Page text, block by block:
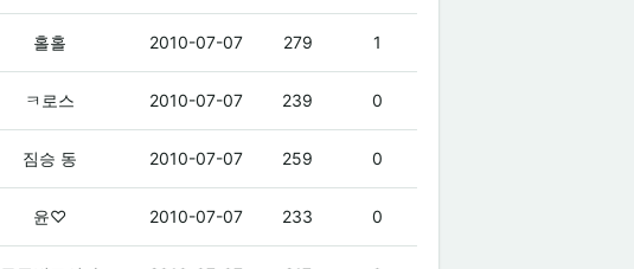
홀홀 2010-07-07 279 1
ㅋ로스 2010-07-07 239 0
짐승 동 2010-07-07 259 0
윤♡ 2010-07-07 233 0